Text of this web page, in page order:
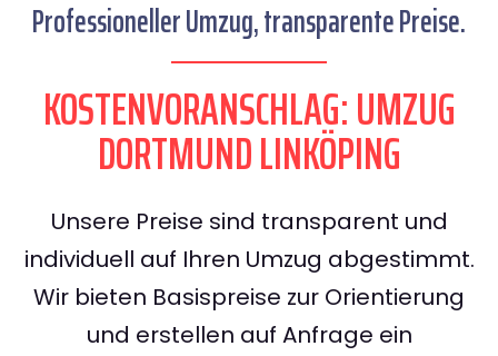
Professioneller Umzug, transparente Preise.
KOSTENVORANSCHLAG: UMZUG
DORTMUND LINKÖPING
Unsere Preise sind transparent und
individuell auf Ihren Umzug abgestimmt.
Wir bieten Basispreise zur Orientierung
und erstellen auf Anfrage ein